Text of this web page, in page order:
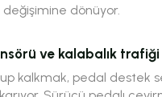
dönüyor.
ve kalabalık trafiği
kalkmak, pedal destek